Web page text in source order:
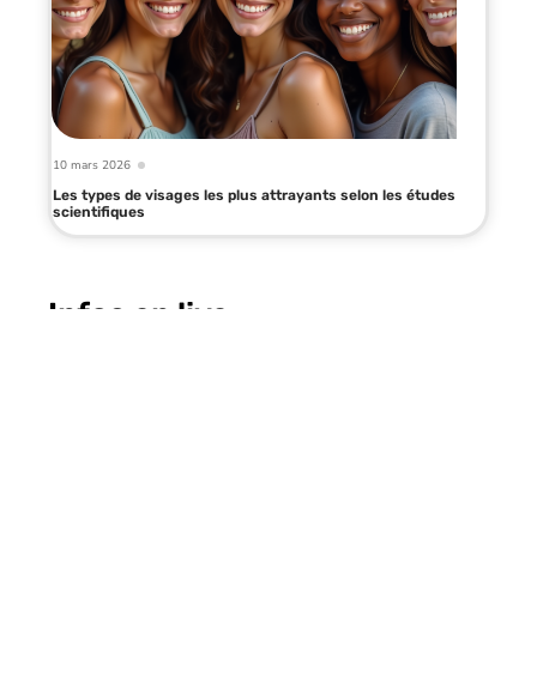
10 mars 2026
Les types de visages les plus attrayants selon les études
scientifiques
Infos en live